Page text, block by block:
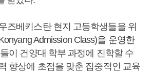
즈베키스탄 현지 고등학생들을 위
Admission Class)을 운영한
이 건양대 학부 과정에 진학할 수
향상에 초점을 맞춘 집중적인 교육